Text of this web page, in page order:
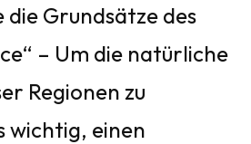
die Grundsätze des
– Um die natürliche
Regionen zu
wichtig, einen